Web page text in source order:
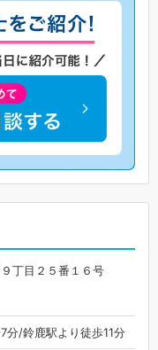
丁目２５番１６号
分/鈴鹿駅より徒歩11分